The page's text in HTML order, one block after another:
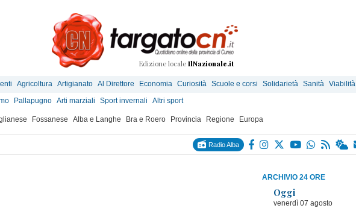
Edizione locale IlNazionale.it
Agricoltura Artigianato Al Direttore Economia Curiosità Scuole e corsi Solidarietà Sanità Viabilità
Pallapugno Arti marziali Sport invernali Altri sport
Fossanese Alba e Langhe Bra e Roero Provincia Regione Europa
Radio Alba
ARCHIVIO 24 ORE
Oggi
venerdì 07 agosto